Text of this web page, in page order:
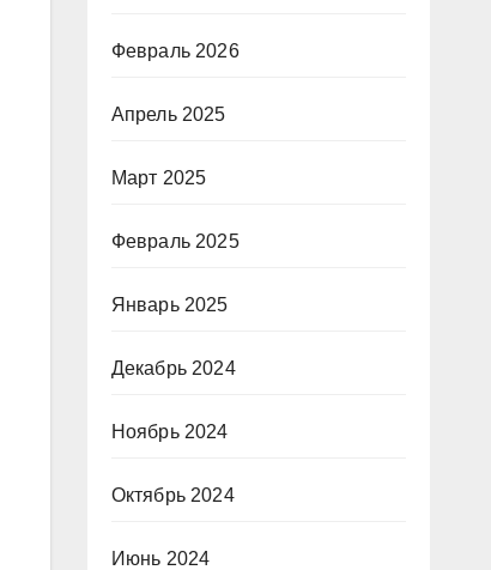
Февраль 2026
Апрель 2025
Март 2025
Февраль 2025
Январь 2025
Декабрь 2024
Ноябрь 2024
Октябрь 2024
Июнь 2024